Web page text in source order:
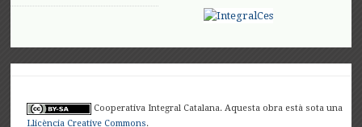
Cooperativa Integral Catalana. Aquesta obra està sota una
Llicència Creative Commons.